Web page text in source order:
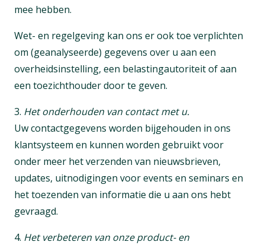
mee hebben.
Wet- en regelgeving kan ons er ook toe verplichten
om (geanalyseerde) gegevens over u aan een
overheidsinstelling, een belastingautoriteit of aan
een toezichthouder door te geven.
3. Het onderhouden van contact met u.
Uw contactgegevens worden bijgehouden in ons
klantsysteem en kunnen worden gebruikt voor
onder meer het verzenden van nieuwsbrieven,
updates, uitnodigingen voor events en seminars en
het toezenden van informatie die u aan ons hebt
gevraagd.
4. Het verbeteren van onze product- en